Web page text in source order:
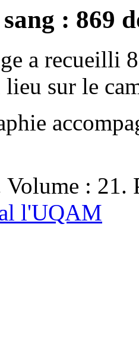
: 869
a recueilli
lieu sur le
: 21.
l'UQAM